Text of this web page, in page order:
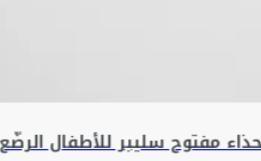
حذاء مفتوح سليبر للأطفال